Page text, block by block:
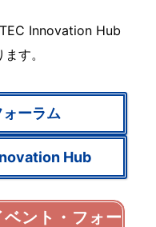
Innovation Hub
す。
ーラム
Hub
ント・フォー